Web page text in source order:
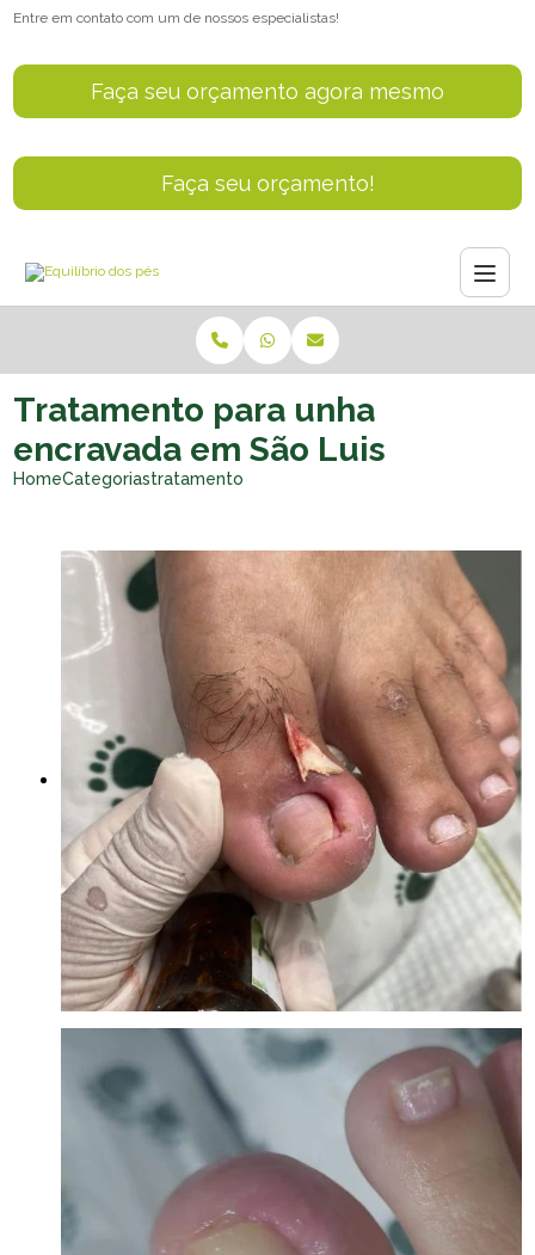
Entre em contato com um de nossos especialistas!
Faça seu orçamento agora mesmo
Faça seu orçamento!
HomeCategoriastratamento unha encravada sao luis
Tratamento para unha
encravada em São Luis